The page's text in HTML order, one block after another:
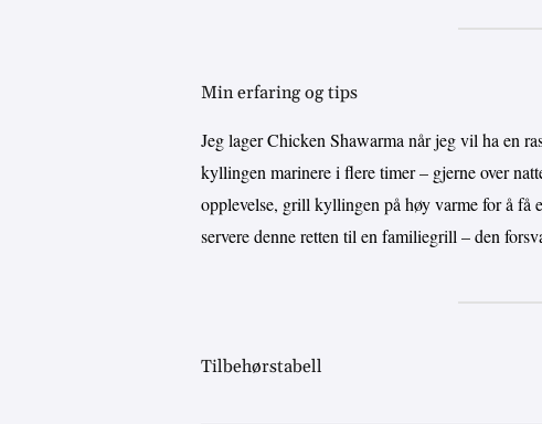
Min erfaring og tips
Jeg lager Chicken Shawarma når jeg vil ha en
kyllingen marinere i flere timer – gjerne over
opplevelse, grill kyllingen på høy varme for å få
servere denne retten til en familiegrill – den
Tilbehørstabell